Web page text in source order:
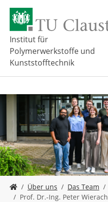
t
n
t
s
p
r
i
Institut für
Polymerwerkstoffe und
Kunststofftechnik
i
Über uns Das Team
Prof. Dr.-Ing. Peter Wierach